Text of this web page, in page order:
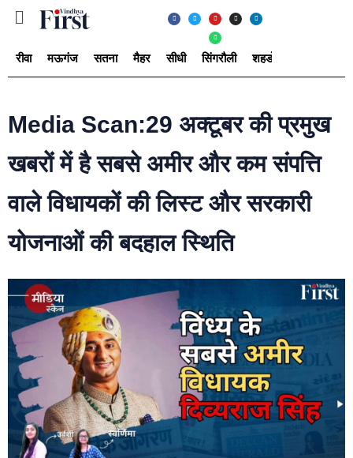
रीवा मऊगंज सतना मैहर सीधी सिंगरौली शहडोल
Media Scan:29 अक्टूबर की प्रमुख
खबरों में है सबसे अमीर और कम संपत्ति
वाले विधायकों की लिस्ट और सरकारी
योजनाओं की बदहाल स्थिति